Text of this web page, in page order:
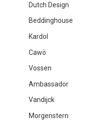
Dutch Design
Beddinghouse
Kardol
Cawö
Vossen
Ambassador
Vandijck
Morgenstern